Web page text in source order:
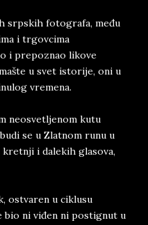
srpskih fotografa, među
i trgovcima
i prepoznao likove
u svet istorije, oni u
vremena.
neosvetljenom kutu
se u Zlatnom runu u
i dalekih glasova,
ostvaren u ciklusu
bio ni viđen ni postignut u